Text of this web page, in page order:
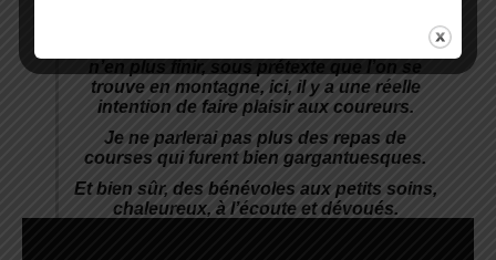
piètre qualité avec des pistes forestières à
n’en plus finir, sous prétexte que l’on se
trouve en montagne, ici, il y a une réelle
intention de faire plaisir aux coureurs.
Je ne parlerai pas plus des repas de
courses qui furent bien gargantuesques.
Et bien sûr, des bénévoles aux petits soins,
chaleureux, à l’écoute et dévoués.